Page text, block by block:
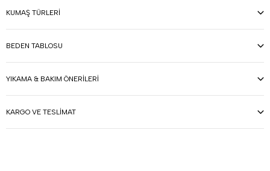
KUMAŞ TÜRLERI
BEDEN TABLOSU
YIKAMA & BAKIM ÖNERILERI
KARGO VE TESLIMAT